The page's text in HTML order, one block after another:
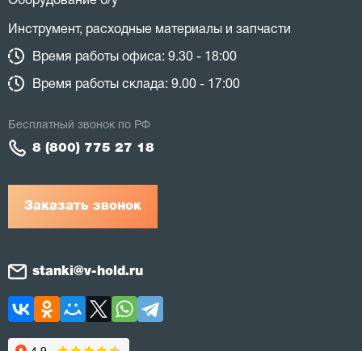
Инструмент, расходные материалы и запчасти
Время работы офиса: 9.30 - 18:00
Время работы склада: 9.00 - 17:00
Заказать звонок
Бесплатный звонок по РФ
8 (800) 775 27 18
stanki@v-hold.ru